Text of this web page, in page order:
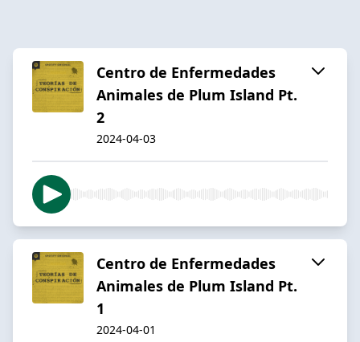
Centro de Enfermedades
Animales de Plum Island Pt.
2
2024-04-03
Centro de Enfermedades
Animales de Plum Island Pt.
1
2024-04-01